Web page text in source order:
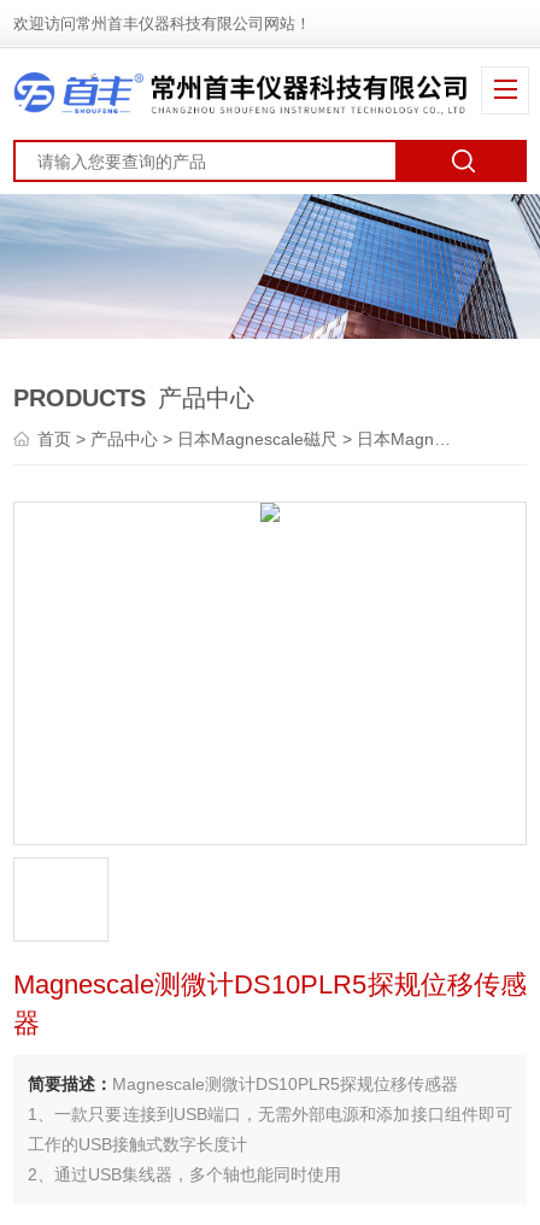
欢迎访问常州首丰仪器科技有限公司网站！
PRODUCTS 产品中心
首页> 产品中心 > 日本Magnescale磁尺 > 日本Magnescale传感器探规
Magnescale测微计DS10PLR5探规位移传感
器
简要描述： Magnescale测微计DS10PLR5探规位移传感器
1、一款只要连接到USB端口，无需外部电源和添加接口组件即可
工作的USB接触式数字长度计
2、通过USB集线器，多个轴也能同时使用